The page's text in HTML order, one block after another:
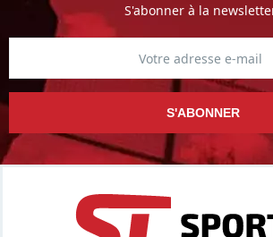
S'abonner à la
S'ABONNER